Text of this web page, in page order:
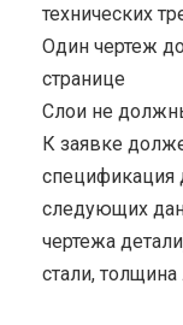
технических
Один чертеж
странице
Cлои не
К заявке
спецификация
следующих
чертежа
стали, толщина